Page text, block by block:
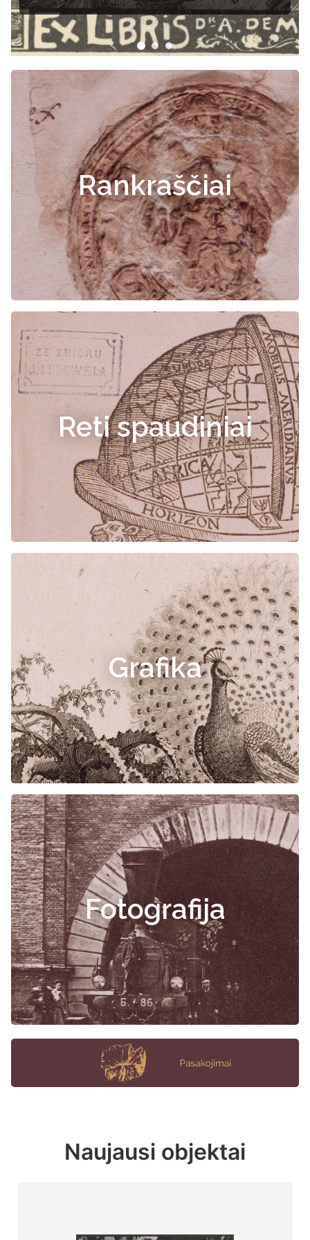
Rankraščiai
Reti spaudiniai
Grafika
Fotografija
Naujausi objektai